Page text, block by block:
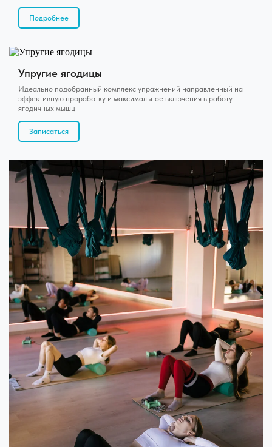
Подробнее
Упругие ягодицы
Идеально подобранный комплекс упражнений направленный на
эффективную проработку и максимальное включения в работу
ягодичных мышц
Записаться